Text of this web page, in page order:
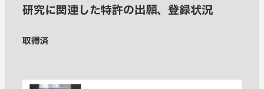
研究に関連した特許の出願、登録状況
取得済